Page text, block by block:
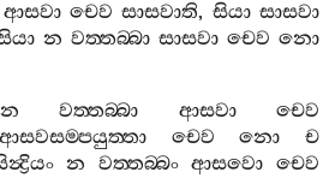
ආසවා චෙව සාසවාති, සියා සාසවා
න වත‍්තබ‍්බා සාසවා චෙව නො
න වත‍්තබ‍්බා ආසවා
චෙව
ආසවසම‍්පයුත‍්තා චෙව නො
ච
න වත‍්තබ‍්බං ආසවො චෙව